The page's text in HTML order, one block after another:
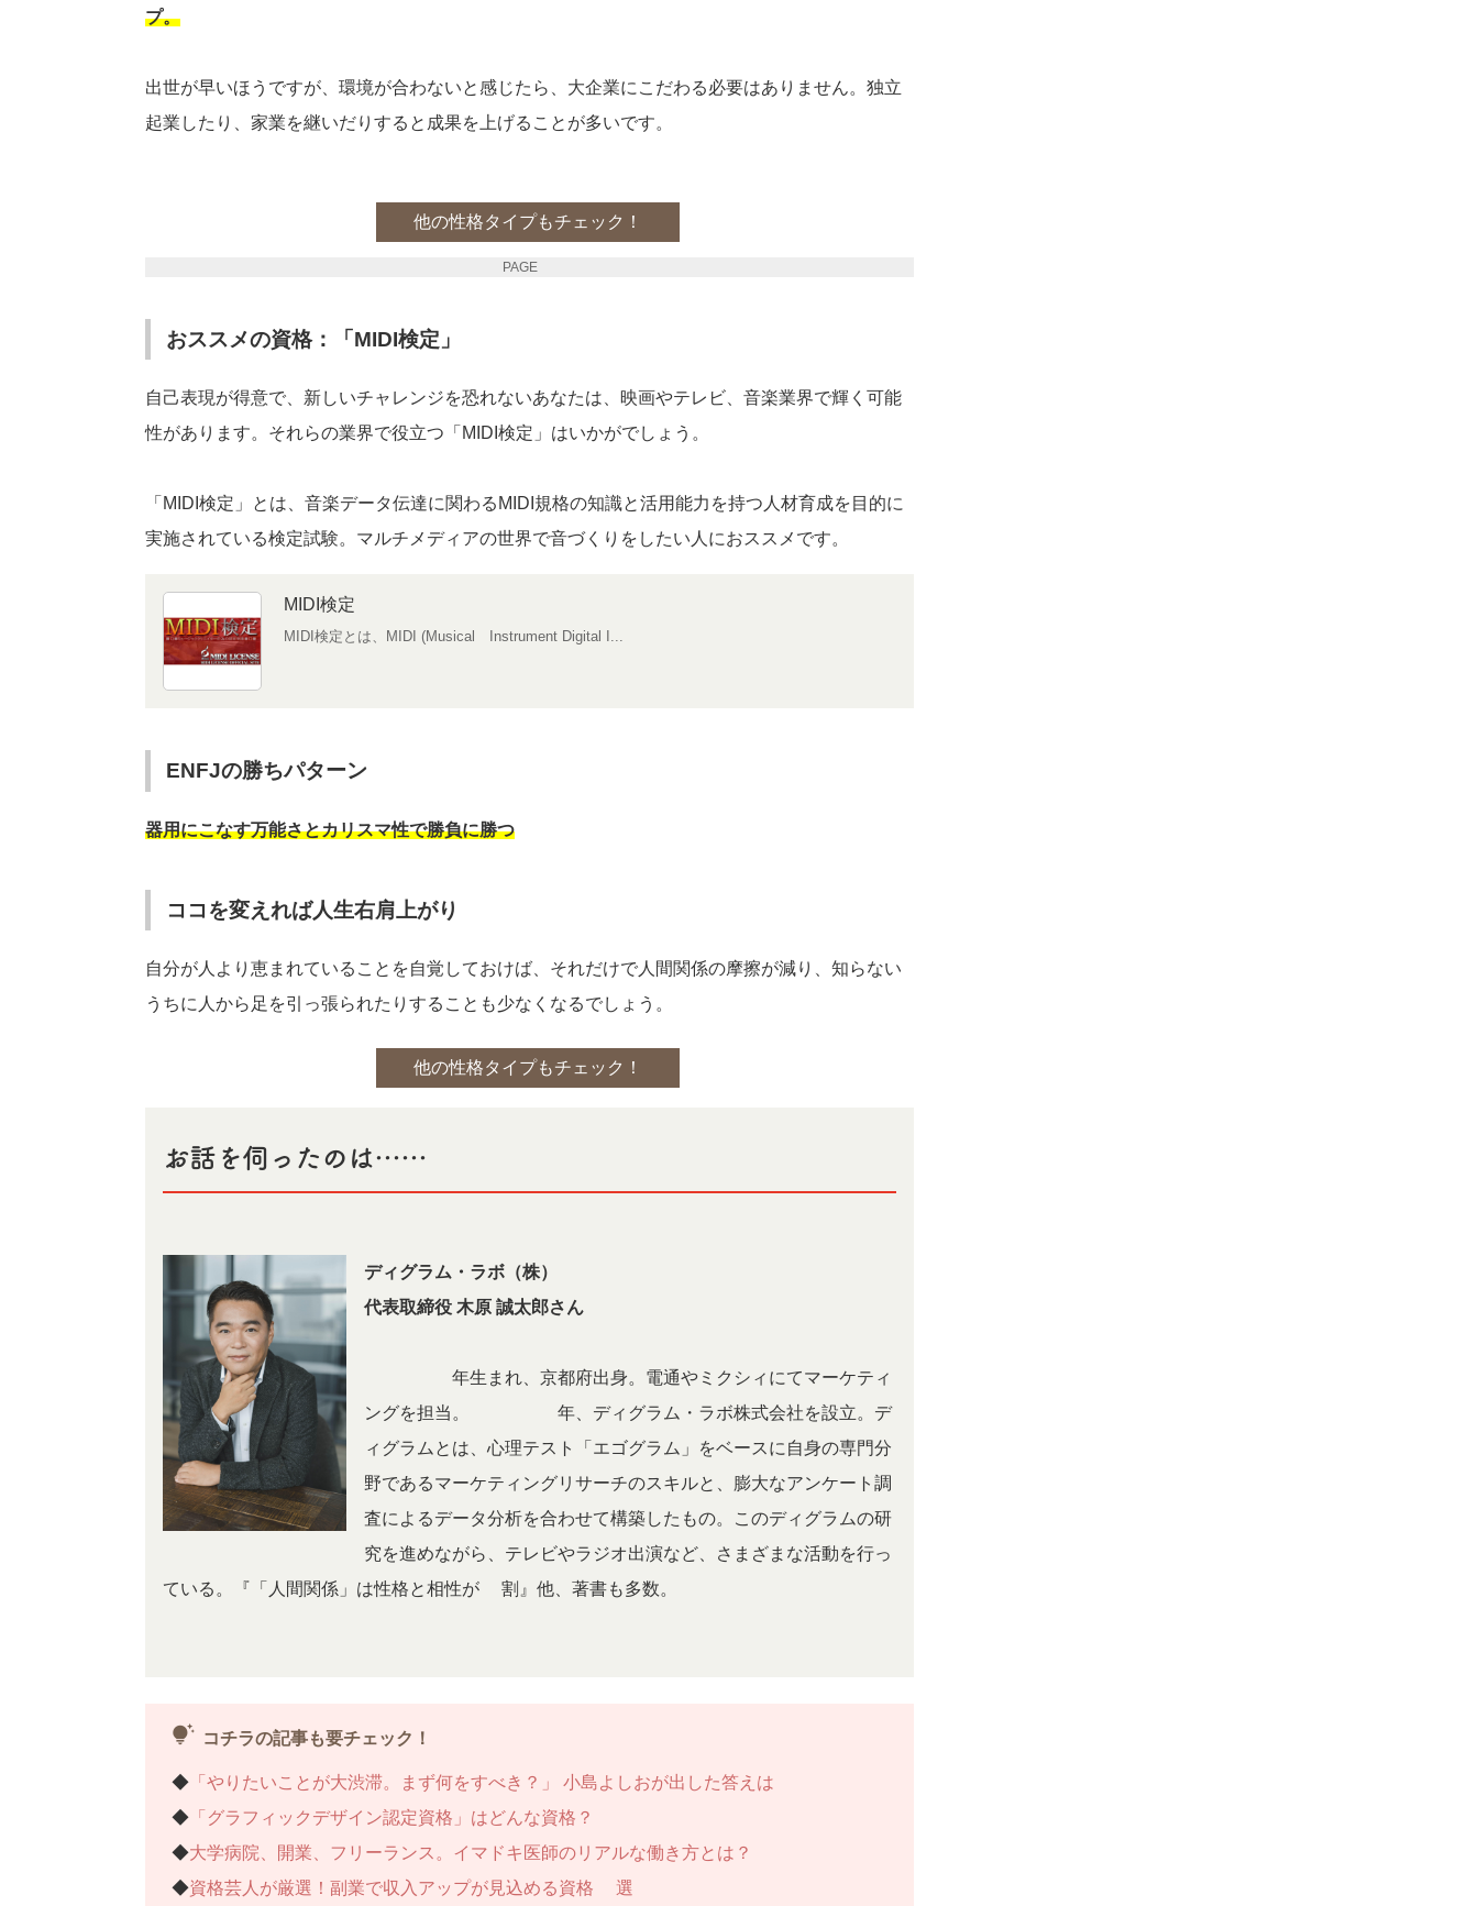
プ。
出世が早いほうですが、環境が合わないと感じたら、大企業にこだわる必要はありません。独立
起業したり、家業を継いだりすると成果を上げることが多いです。
他の性格タイプもチェック！
PAGE 3
おススメの資格：「MIDI検定」
自己表現が得意で、新しいチャレンジを恐れないあなたは、映画やテレビ、音楽業界で輝く可能
性があります。それらの業界で役立つ「MIDI検定」はいかがでしょう。
「MIDI検定」とは、音楽データ伝達に関わるMIDI規格の知識と活用能力を持つ人材育成を目的に
実施されている検定試験。マルチメディアの世界で音づくりをしたい人におススメです。
MIDI検定
MIDI検定とは、MIDI (Musical Instrument Digital I...
ENFJの勝ちパターン
器用にこなす万能さとカリスマ性で勝負に勝つ
ココを変えれば人生右肩上がり
自分が人より恵まれていることを自覚しておけば、それだけで人間関係の摩擦が減り、知らない
うちに人から足を引っ張られたりすることも少なくなるでしょう。
他の性格タイプもチェック！
お話を伺ったのは……
ディグラム・ラボ（株）
代表取締役 木原 誠太郎さん
1979年生まれ、京都府出身。電通やミクシィにてマーケティ
ングを担当。2013年、ディグラム・ラボ株式会社を設立。デ
ィグラムとは、心理テスト「エゴグラム」をベースに自身の専門分
野であるマーケティングリサーチのスキルと、膨大なアンケート調
査によるデータ分析を合わせて構築したもの。このディグラムの研
究を進めながら、テレビやラジオ出演など、さまざまな活動を行っ
ている。『「人間関係」は性格と相性が9割』他、著書も多数。
tips_and_updates コチラの記事も要チェック！
◆ 「やりたいことが大渋滞。まず何をすべき？」 小島よしおが出した答えは
◆ 「グラフィックデザイン認定資格」はどんな資格？
◆大学病院、開業、フリーランス。イマドキ医師のリアルな働き方とは？
◆資格芸人が厳選！副業で収入アップが見込める資格3選